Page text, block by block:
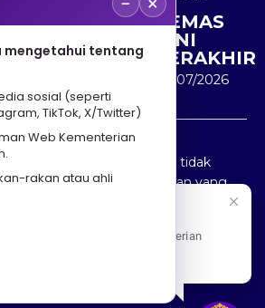
KEMAS
KINI
TERAKHIR
30/07/2026
dan Kementerian
Budaya (MOTAC) adalah tidak
atas kehilangan atau kerugian yang
mana-mana maklumat
ini.
PELANCONGAN SENI
Cipta Terpelihara.
mengetahui tentang
sosial (seperti
TikTok, X/Twitter)
Web Kementerian
rakan atau ahli
datang ke Portal Rasmi Kementerian
Budaya